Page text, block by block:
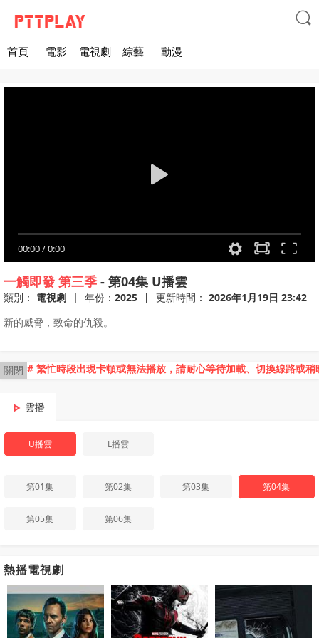

首頁 電影 電視劇 綜藝 動漫
00:00/0:00
一觸即發 第三季 - 第04集 U播雲
類別： 電視劇 | 年份： 2025 | 更新時間： 2026年1月19日 23:42
新的威脅，致命的仇殺。
關閉 # 繁忙時段出現卡頓或無法播放，請耐心等待加載、切換線路或稍
雲播
U播雲 L播雲
第01集 第02集 第03集 第04集
第05集 第06集
熱播電視劇